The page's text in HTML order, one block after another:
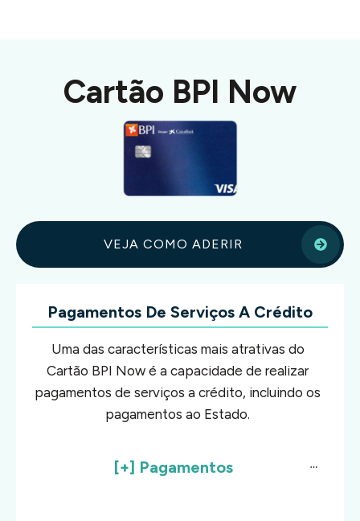
Cartão BPI Now
VEJA COMO ADERIR
Pagamentos De Serviços A Crédito
Uma das características mais atrativas do
Cartão BPI Now é a capacidade de realizar
pagamentos de serviços a crédito, incluindo os
pagamentos ao Estado.
[+] Pagamentos